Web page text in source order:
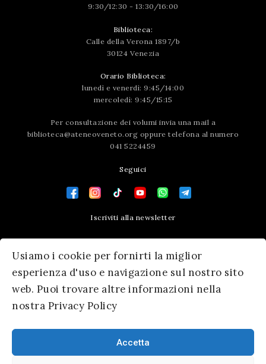
Usiamo i cookie per fornirti la miglior
esperienza d'uso e navigazione sul nostro sito
web. Puoi trovare altre informazioni nella
nostra Privacy Policy
Accetta
9:30/12:30 - 13:30/16:00
Biblioteca:
Calle della Verona 1897/b
30124 Venezia
Orario Biblioteca:
lunedì e venerdì: 9:45/14:00
mercoledì: 9:45/15:15
Per consultazione dei volumi invia una mail a
biblioteca@ateneoveneto.org oppure telefona al numero
041 5224459
Seguici
Iscriviti alla newsletter
Contatti